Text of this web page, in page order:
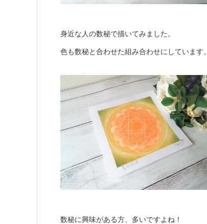
身近な人の数秘で描いてみました。
色も数秘と合わせた組み合わせにしています。
数秘に興味がある方、多いですよね！